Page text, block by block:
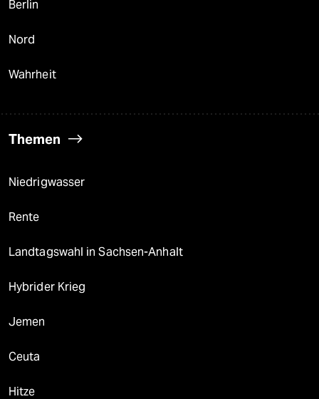
Berlin
Nord
Wahrheit
Themen
Niedrigwasser
Rente
Landtagswahl in Sachsen-Anhalt
Hybrider Krieg
Jemen
Ceuta
Hitze